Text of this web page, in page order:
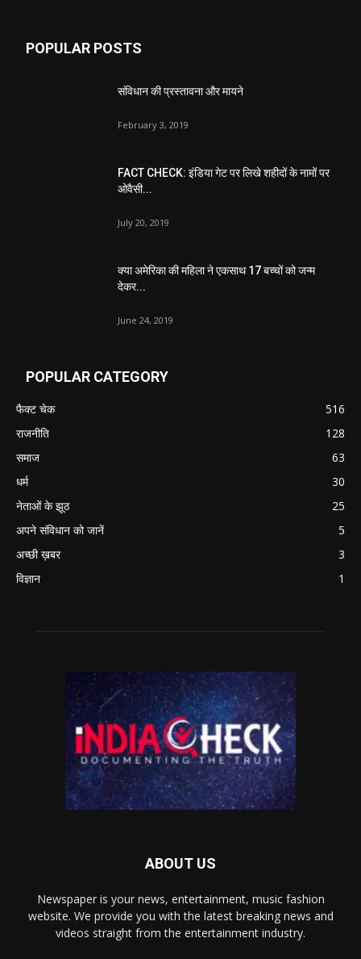
POPULAR POSTS
संविधान की प्रस्तावना और मायने
February 3, 2019
FACT CHECK: इंडिया गेट पर लिखे शहीदों के नामों पर
ओवैसी...
July 20, 2019
क्या अमेरिका की महिला ने एकसाथ 17 बच्चों को जन्म
देकर...
June 24, 2019
POPULAR CATEGORY
फैक्ट चेक
516
राजनीति
128
समाज
63
धर्म
30
नेताओं के झूठ
25
अपने संविधान को जानें
5
अच्छी ख़बर
3
विज्ञान
1
ABOUT US
Newspaper is your news, entertainment, music fashion
website. We provide you with the latest breaking news and
videos straight from the entertainment industry.